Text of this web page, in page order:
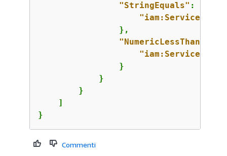
"StringEquals" :
                },
                }
            }
        }
    ]
}
Commenti